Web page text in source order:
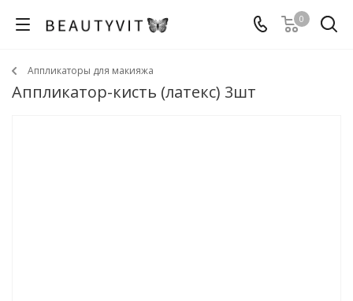
0
Аппликаторы для макияжа
Аппликатор-кисть (латекс) 3шт